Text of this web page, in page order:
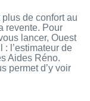
de confort au
revente. Pour
lancer, Ouest
: l’estimateur de
Aides Réno.
permet d’y voir